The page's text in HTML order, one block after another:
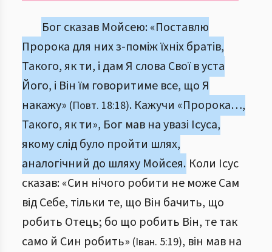
Бог сказав Мойсею: «Поставлю
Пророка для них з-поміж їхніх братів,
Такого, як ти, і дам Я слова Свої в уста
Його, і Він їм говоритиме все, що Я
накажу» (Повт. 18:18). Кажучи «Пророка…,
Такого, як ти», Бог мав на увазі Ісуса,
якому слід було пройти шлях,
аналогічний до шляху Мойсея. Коли Ісус
сказав: «Син нічого робити не може Сам
від Себе, тільки те, що Він бачить, що
робить Отець; бо що робить Він, те так
само й Син робить» (Іван. 5:19), він мав на